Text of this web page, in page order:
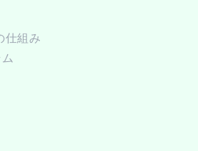
仕組み